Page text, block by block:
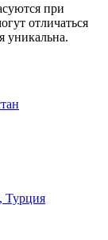
при
отличаться
уникальна.